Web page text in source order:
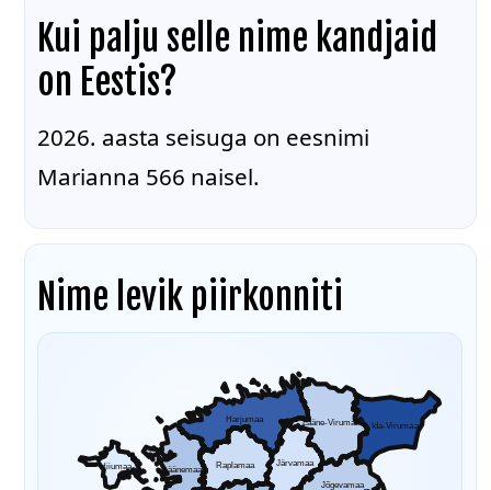
Kui palju selle nime kandjaid
on Eestis?
2026. aasta seisuga on eesnimi
Marianna 566 naisel.
Nime levik piirkonniti
Hiiumaa Läänemaa Raplamaa
Harjumaa Lääne-Virumaa Ida-Virumaa
Järvamaa
Jõgevamaa